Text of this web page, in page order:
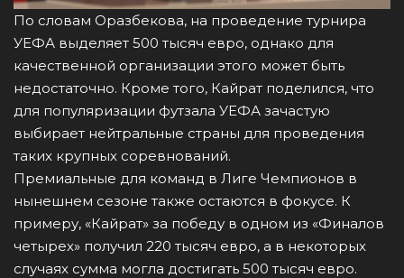
По словам Оразбекова, на проведение турнира
УЕФА выделяет 500 тысяч евро, однако для
качественной организации этого может быть
недостаточно. Кроме того, Кайрат поделился, что
для популяризации футзала УЕФА зачастую
выбирает нейтральные страны для проведения
таких крупных соревнований.
Премиальные для команд в Лиге Чемпионов в
нынешнем сезоне также остаются в фокусе. К
примеру, «Кайрат» за победу в одном из «Финалов
четырех» получил 220 тысяч евро, а в некоторых
случаях сумма могла достигать 500 тысяч евро.